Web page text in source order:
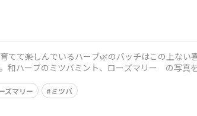
てて楽しんでいるハーブ🌿のバッチはこの上ない
和ハーブのミツバミント、ローズマリー の写真
ズマリー ミツバ